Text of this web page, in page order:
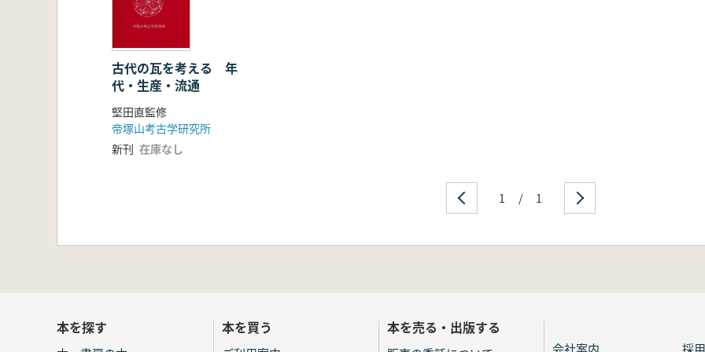
古代の瓦を考える 年
代・生産・流通
堅田直監修
帝塚山考古学研究所
新刊 在庫なし
1 / 1
本を探す 本を買う 本を売る・出版する
会社案内 採